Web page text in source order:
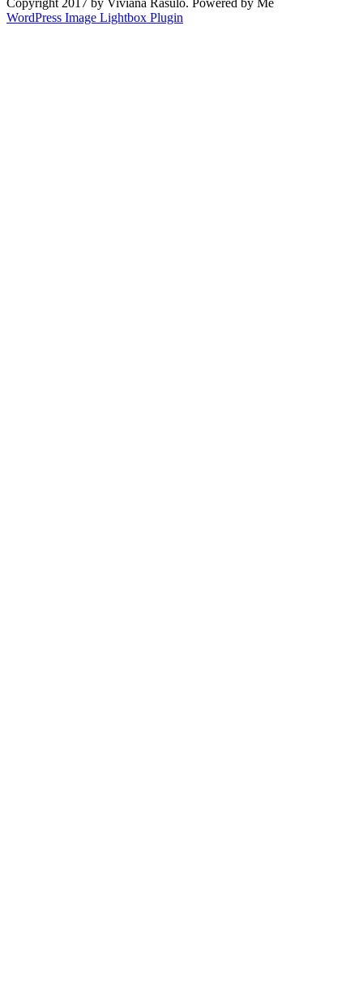
Copyright 2017 by Viviana Rasulo. Powered by Me
WordPress Image Lightbox Plugin